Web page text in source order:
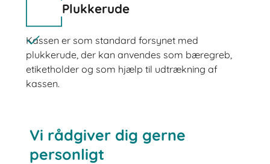
Plukkerude
Kassen er som standard forsynet med
plukkerude, der kan anvendes som bæregreb,
etiketholder og som hjælp til udtrækning af
kassen.
Vi rådgiver dig gerne
personligt